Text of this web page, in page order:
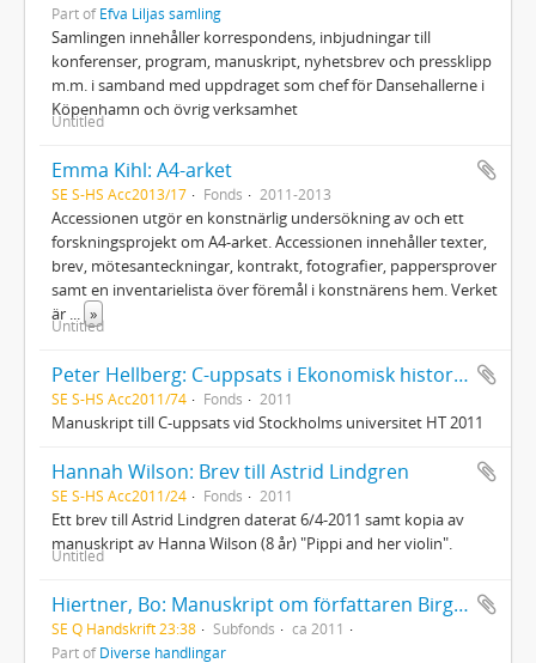
Part ofEfva Liljas samling
Samlingen innehåller korrespondens, inbjudningar till
konferenser, program, manuskript, nyhetsbrev och pressklipp
m.m. i samband med uppdraget som chef för Dansehallerne i
Köpenhamn och övrig verksamhet
Untitled
Emma Kihl: A4-arket
SE S-HS Acc2013/17 Fonds 2011-2013
Accessionen utgör en konstnärlig undersökning av och ett
forskningsprojekt om A4-arket. Accessionen innehåller texter,
brev, mötesanteckningar, kontrakt, fotografier, pappersprover
samt en inventarielista över föremål i konstnärens hem. Verket
är
»
Untitled
Peter Hellberg: C-uppsats i Ekonomisk historia "Selma Lagerlöf som egenföretagare"
SE S-HS Acc2011/74 Fonds 2011
Manuskript till C-uppsats vid Stockholms universitet HT 2011
Hannah Wilson: Brev till Astrid Lindgren
SE S-HS Acc2011/24 Fonds 2011
Ett brev till Astrid Lindgren daterat 6/4-2011 samt kopia av
manuskript av Hanna Wilson (8 år) "Pippi and her violin".
Untitled
Hiertner, Bo: Manuskript om författaren Birger Sjödin
SE Q Handskrift 23:38 Subfonds
ca 2011
Part ofDiverse handlingar